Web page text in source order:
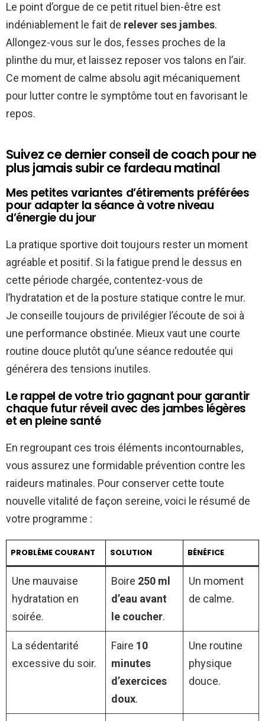
Le point d’orgue de ce petit rituel bien-être est
indéniablement le fait de relever ses jambes.
Allongez-vous sur le dos, fesses proches de la
plinthe du mur, et laissez reposer vos talons en l’air.
Ce moment de calme absolu agit mécaniquement
pour lutter contre le symptôme tout en favorisant le
repos.
Suivez ce dernier conseil de coach pour ne
plus jamais subir ce fardeau matinal
Mes petites variantes d’étirements préférées
pour adapter la séance à votre niveau
d’énergie du jour
La pratique sportive doit toujours rester un moment
agréable et positif. Si la fatigue prend le dessus en
cette période chargée, contentez-vous de
l’hydratation et de la posture statique contre le mur.
Je conseille toujours de privilégier l’écoute de soi à
une performance obstinée. Mieux vaut une courte
routine douce plutôt qu’une séance redoutée qui
générera des tensions inutiles.
Le rappel de votre trio gagnant pour garantir
chaque futur réveil avec des jambes légères
et en pleine santé
En regroupant ces trois éléments incontournables,
vous assurez une formidable prévention contre les
raideurs matinales. Pour conserver cette toute
nouvelle vitalité de façon sereine, voici le résumé de
votre programme :
PROBLÈME COURANT SOLUTION BÉNÉFICE
Une mauvaise
hydratation en
soirée.
Boire 250 ml
d’eau avant
le coucher.
Un moment
de calme.
La sédentarité
excessive du soir.
Faire 10
minutes
d’exercices
doux.
Une routine
physique
douce.